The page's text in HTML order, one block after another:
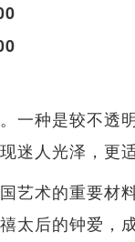
一种是较不
迷人光泽，更
艺术的重要材
太后的钟爱，